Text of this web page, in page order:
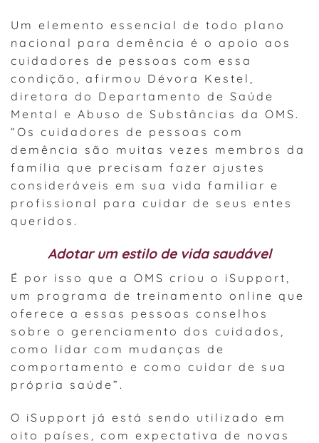
Um elemento essencial de todo plano
nacional para demência é o apoio aos
cuidadores de pessoas com essa
condição, afirmou Dévora Kestel,
diretora do Departamento de Saúde
Mental e Abuso de Substâncias da OMS.
“Os cuidadores de pessoas com
demência são muitas vezes membros da
família que precisam fazer ajustes
consideráveis em sua vida familiar e
profissional para cuidar de seus entes
queridos.
Adotar um estilo de vida saudável
É por isso que a OMS criou o iSupport,
um programa de treinamento online que
oferece a essas pessoas conselhos
sobre o gerenciamento dos cuidados,
como lidar com mudanças de
comportamento e como cuidar de sua
própria saúde”.
O iSupport já está sendo utilizado em
oito países, com expectativa de novas